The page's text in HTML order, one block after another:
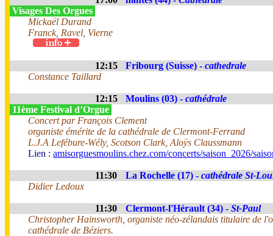
Visages Des Orgues
Mickaël Durand
Franck, Ravel, Vierne
12:15 Fribourg (Suisse) - cathedrale
Constance Taillard
12:15 Moulins (03) - cathédrale
11ème Festival d’Orgue
Concert par François Clement
organiste émérite de la cathédrale de Clermont-Ferrand
L.J.A Lefébure-Wély, Scotson Clark, Aloÿs Claussmann
Lien : amisorguesmoulins.chez.com/concerts/saison_2026/
11:30 La Rochelle (17) - cathédrale St-
Didier Ledoux
11:30 Clermont-l'Hérault (34) - St-Paul
Christopher Hainsworth, organiste néo-zélandais titulaire de
cathédrale de Béziers.